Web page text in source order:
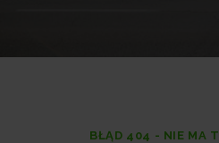
BŁĄD 404 - NIE MA